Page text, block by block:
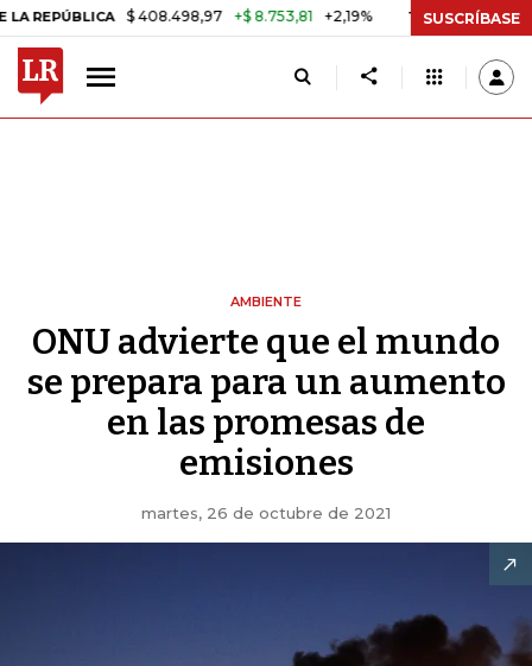
$ 408.498,97 +$ 8.753,81 +2,19% TASA DE USURA CRÉDITO
SUSCRÍBASE
AMBIENTE
ONU advierte que el mundo
se prepara para un aumento
en las promesas de
emisiones
martes, 26 de octubre de 2021